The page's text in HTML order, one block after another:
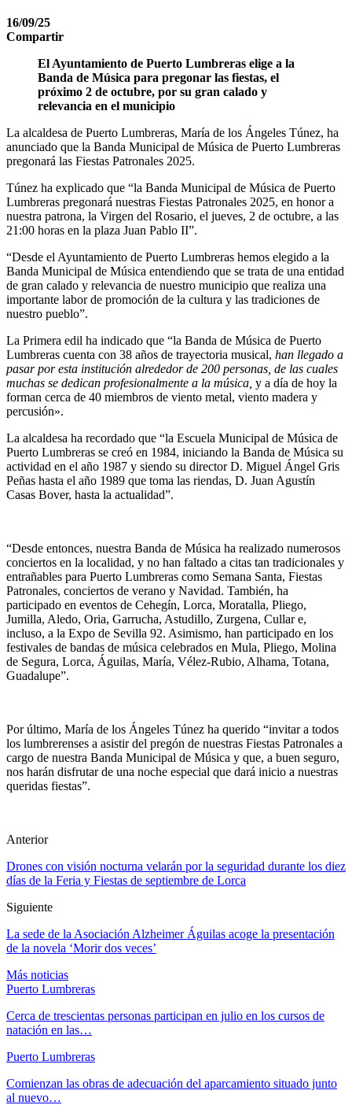
16/09/25
Compartir
El Ayuntamiento de Puerto Lumbreras elige a la
Banda de Música para pregonar las fiestas, el
próximo 2 de octubre, por su gran calado y
relevancia en el municipio
La alcaldesa de Puerto Lumbreras, María de los Ángeles Túnez, ha
anunciado que la Banda Municipal de Música de Puerto Lumbreras
pregonará las Fiestas Patronales 2025.
Túnez ha explicado que “la Banda Municipal de Música de Puerto
Lumbreras pregonará nuestras Fiestas Patronales 2025, en honor a
nuestra patrona, la Virgen del Rosario, el jueves, 2 de octubre, a las
21:00 horas en la plaza Juan Pablo II”.
“Desde el Ayuntamiento de Puerto Lumbreras hemos elegido a la
Banda Municipal de Música entendiendo que se trata de una entidad
de gran calado y relevancia de nuestro municipio que realiza una
importante labor de promoción de la cultura y las tradiciones de
nuestro pueblo”.
La Primera edil ha indicado que “la Banda de Música de Puerto
Lumbreras cuenta con 38 años de trayectoria musical, han llegado a
pasar por esta institución alrededor de 200 personas, de las cuales
muchas se dedican profesionalmente a la música, y a día de hoy la
forman cerca de 40 miembros de viento metal, viento madera y
percusión».
La alcaldesa ha recordado que “la Escuela Municipal de Música de
Puerto Lumbreras se creó en 1984, iniciando la Banda de Música su
actividad en el año 1987 y siendo su director D. Miguel Ángel Gris
Peñas hasta el año 1989 que toma las riendas, D. Juan Agustín
Casas Bover, hasta la actualidad”.
“Desde entonces, nuestra Banda de Música ha realizado numerosos
conciertos en la localidad, y no han faltado a citas tan tradicionales y
entrañables para Puerto Lumbreras como Semana Santa, Fiestas
Patronales, conciertos de verano y Navidad. También, ha
participado en eventos de Cehegín, Lorca, Moratalla, Pliego,
Jumilla, Aledo, Oria, Garrucha, Astudillo, Zurgena, Cullar e,
incluso, a la Expo de Sevilla 92. Asimismo, han participado en los
festivales de bandas de música celebrados en Mula, Pliego, Molina
de Segura, Lorca, Águilas, María, Vélez-Rubio, Alhama, Totana,
Guadalupe”.
Por último, María de los Ángeles Túnez ha querido “invitar a todos
los lumbrerenses a asistir del pregón de nuestras Fiestas Patronales a
cargo de nuestra Banda Municipal de Música y que, a buen seguro,
nos harán disfrutar de una noche especial que dará inicio a nuestras
queridas fiestas”.
Anterior
Drones con visión nocturna velarán por la seguridad durante los diez
días de la Feria y Fiestas de septiembre de Lorca
Siguiente
La sede de la Asociación Alzheimer Águilas acoge la presentación
de la novela ‘Morir dos veces’
Más noticias
Puerto Lumbreras
Cerca de trescientas personas participan en julio en los cursos de
natación en las…
Puerto Lumbreras
Comienzan las obras de adecuación del aparcamiento situado junto
al nuevo…